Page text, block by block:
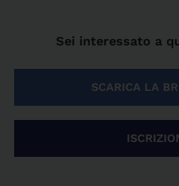
Sei interessato a
SCARICA LA